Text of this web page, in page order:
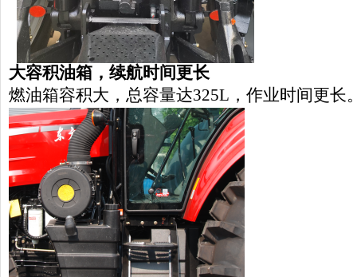
大容积油箱 ，续航时间更长
燃油箱容积大，总容量达325L，作业时间更长